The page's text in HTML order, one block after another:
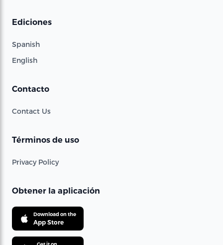
Ediciones
Spanish
English
Contacto
Contact Us
Términos de uso
Privacy Policy
Obtener la aplicación
Download on the
App Store